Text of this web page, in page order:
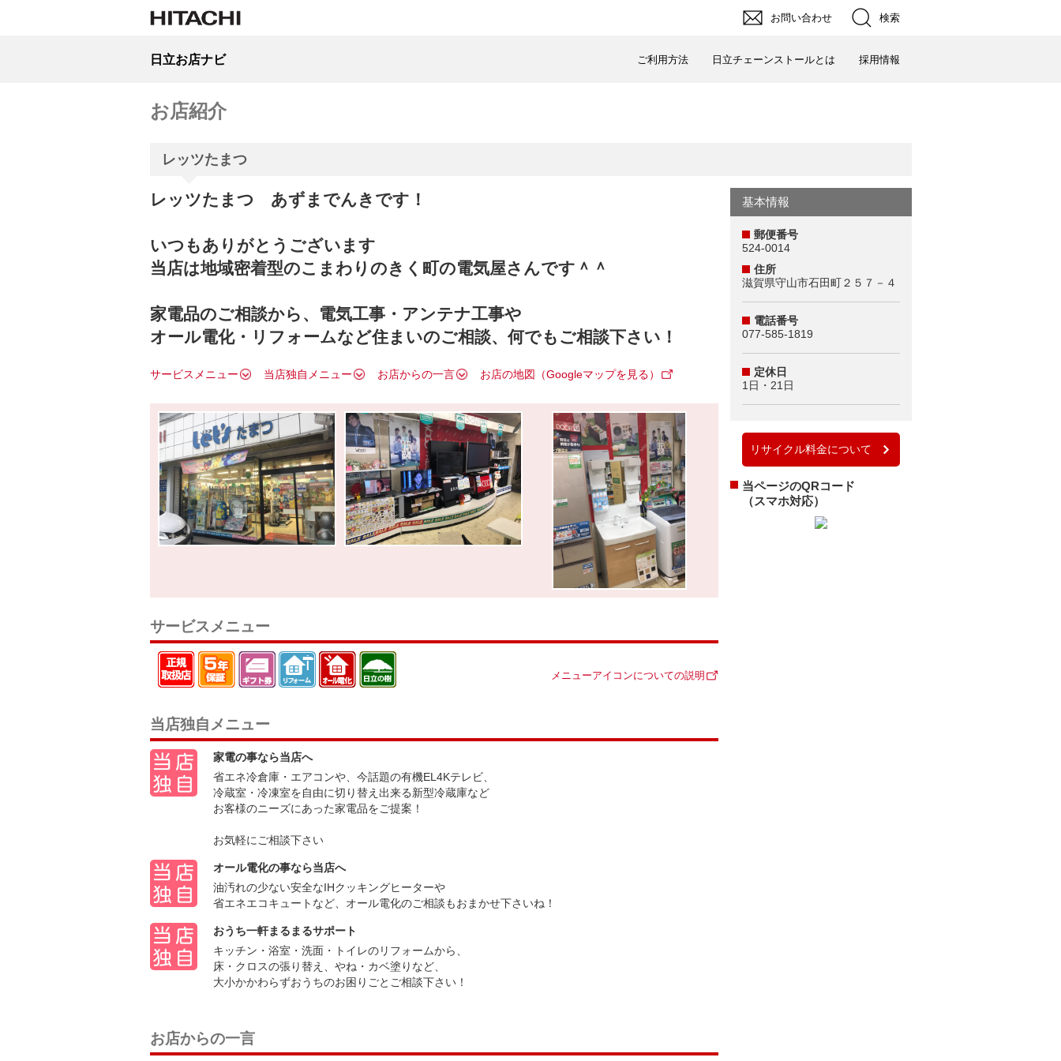
お問い合わせ 検索
日立お店ナビ ご利用方法 日立チェーンストールとは 採用情報
お店紹介
レッツたまつ
レッツたまつ あずまでんきです！
いつもありがとうございます
当店は地域密着型のこまわりのきく町の電気屋さんです＾＾
家電品のご相談から、電気工事・アンテナ工事や
オール電化・リフォームなど住まいのご相談、何でもご相談下さい！
サービスメニュー 当店独自メニュー お店からの一言 お店の地図（Googleマップを見る）
サービスメニュー
メニューアイコンについての説明
当店独自メニュー
家電の事なら当店へ
省エネ冷倉庫・エアコンや、今話題の有機EL4Kテレビ、
冷蔵室・冷凍室を自由に切り替え出来る新型冷蔵庫など
お客様のニーズにあった家電品をご提案！
お気軽にご相談下さい
オール電化の事なら当店へ
油汚れの少ない安全なIHクッキングヒーターや
省エネエコキュートなど、オール電化のご相談もおまかせ下さいね！
おうち一軒まるまるサポート
キッチン・浴室・洗面・トイレのリフォームから、
床・クロスの張り替え、やね・カベ塗りなど、
大小かかわらずおうちのお困りごとご相談下さい！
お店からの一言
基本情報
郵便番号
524-0014
住所
滋賀県守山市石田町２５７－４
電話番号
077-585-1819
定休日
1日・21日
リサイクル料金について
当ページのQRコード
（スマホ対応）